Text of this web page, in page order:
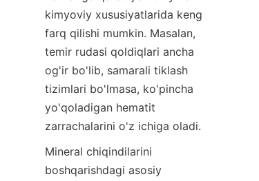
kimyoviy xususiyatlarida keng
farq qilishi mumkin. Masalan,
temir rudasi qoldiqlari ancha
og'ir bo'lib, samarali tiklash
tizimlari bo'lmasa, ko'pincha
yo'qoladigan hematit
Mineral chiqindilarini
boshqarishdagi asosiy